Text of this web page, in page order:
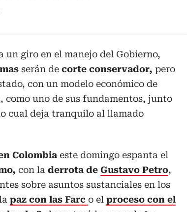
un giro en el manejo del Gobierno,
serán de corte conservador, pero
con un modelo económico de
como uno de sus fundamentos, junto
cual deja tranquilo al llamado
Colombia este domingo espanta el
con la derrota de Gustavo Petro,
sobre asuntos sustanciales en los
paz con las Farc o el proceso con el